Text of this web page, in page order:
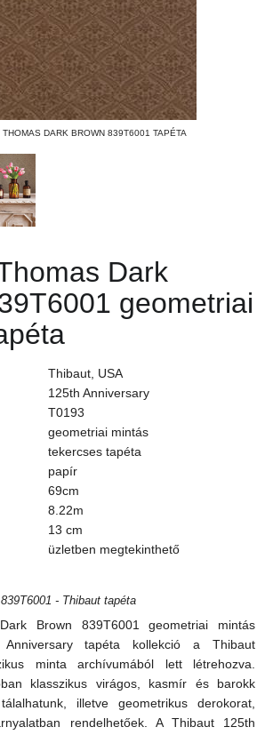
THOMAS DARK BROWN 839T6001 TAPÉTA
Dark
geometriai
Thibaut, USA
125th Anniversary
T0193
geometriai mintás
tekercses tapéta
papír
69cm
8.22m
13 cm
üzletben megtekinthető
- Thibaut tapéta
Brown 839T6001 geometriai mintás
tapéta kollekció a Thibaut
minta archívumából lett létrehozva.
klasszikus virágos, kasmír és barokk
illetve geometrikus derokorat,
rendelhetőek. A Thibaut 125th